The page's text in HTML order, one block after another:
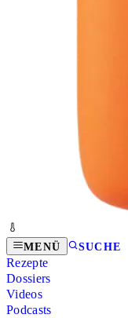
MENÜ SUCHE
Rezepte
Dossiers
Videos
Podcasts